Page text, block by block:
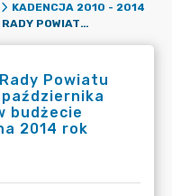
KADENCJA 2010 - 2014
UCHWAŁA NR LIV 367 2014 RADY POWIATU ZGORZELECKIEGO Z DNIA 15 PAŹDZIERNIKA 2014 R. W SPRAWIE ZMIAN W BUDŻECIE POWIATU ZGORZELECKIEGO NA 2014 ROK
Powiatu
budżecie
2014 rok